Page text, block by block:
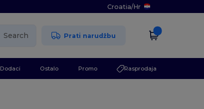
Croatia/Hr
Search Prati narudžbu
Dodaci Ostalo Promo Rasprodaja